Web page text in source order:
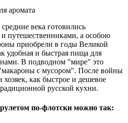
аромата
средние века готовились
путешественниками, а особою
приобрели в годы Великой
удобная и быстрая пища для
В подводном "мире" это
с мусором". После войны
как быстрое и дешевое
русской кухни.
по-флотски можно так: